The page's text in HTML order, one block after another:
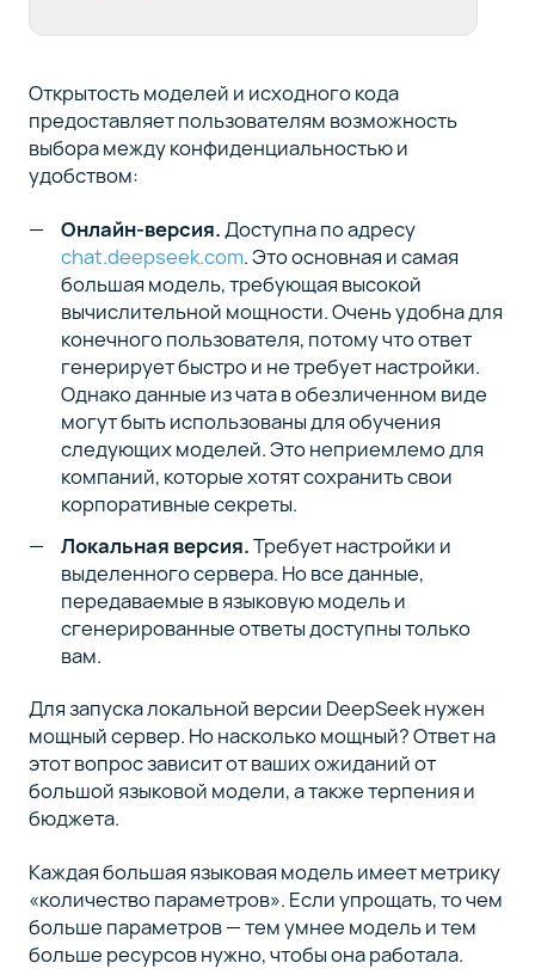
Открытость моделей и исходного кода
предоставляет пользователям возможность
выбора между конфиденциальностью и
удобством:
Онлайн-версия. Доступна по адресу
chat.deepseek.com. Это основная и самая
большая модель, требующая высокой
вычислительной мощности. Очень удобна для
конечного пользователя, потому что ответ
генерирует быстро и не требует настройки.
Однако данные из чата в обезличенном виде
могут быть использованы для обучения
следующих моделей. Это неприемлемо для
компаний, которые хотят сохранить свои
корпоративные секреты.
Локальная версия.Требует настройки и
выделенного сервера. Но все данные,
передаваемые в языковую модель и
сгенерированные ответы доступны только
вам.
Для запуска локальной версии DeepSeek нужен
мощный сервер. Но насколько мощный? Ответ на
этот вопрос зависит от ваших ожиданий от
большой языковой модели, а также терпения и
бюджета.
Каждая большая языковая модель имеет метрику
«количество параметров». Если упрощать, то чем
больше параметров — тем умнее модель и тем
больше ресурсов нужно, чтобы она работала.